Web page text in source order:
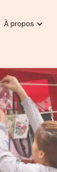
À propos